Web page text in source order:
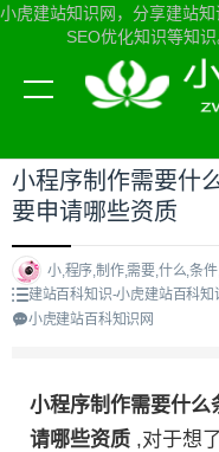
小虎建站知识网，分享建站
SEO优化知识等知
当前位置：小虎建站知识网
小程序制作需要什
要申请哪些资质
小,程序,制作,需要,什么,条
建站百科知识-小虎建站百科知
小虎建站百科知识网
小程序制作需要什么
请哪些资质 ,对于想